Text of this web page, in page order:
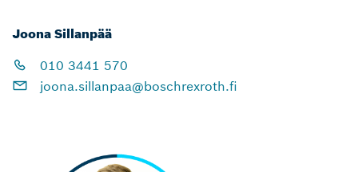
Joona Sillanpää
010 3441 570
joona.sillanpaa@boschrexroth.fi